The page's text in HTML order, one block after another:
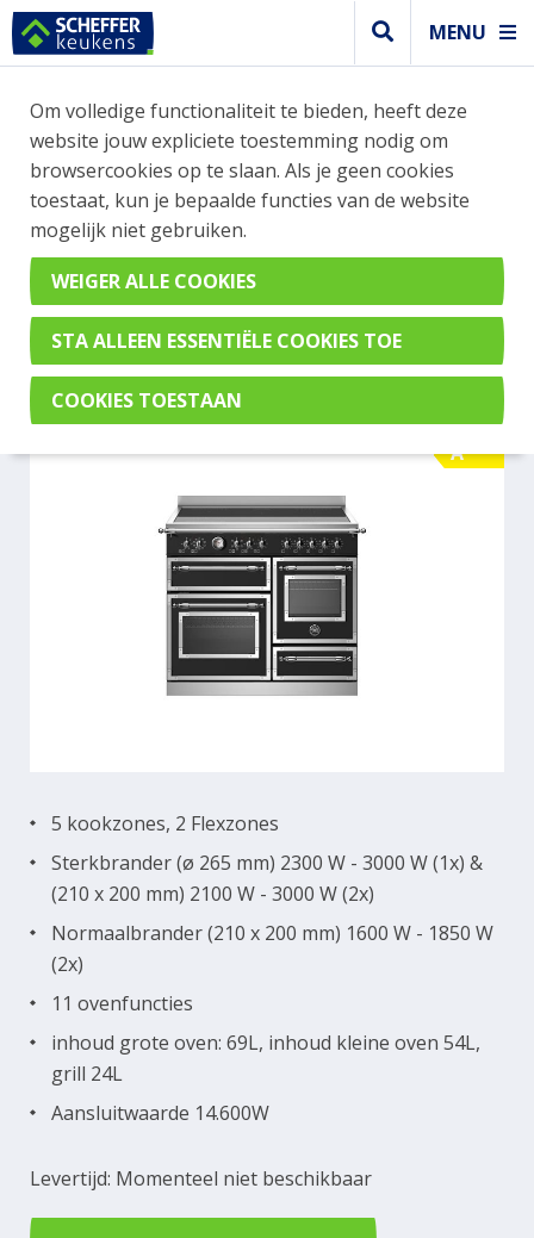
MENU
WEBSHOP BESTELLINGEN
Je kan tijdelijk geen bestelling plaatsen. Wil je je
vast oriënteren? Vergelijk eenvoudig apparaten
en merken met elkaar. Klik hier voor meer
informatie.
Fornuis
BERTAZZONI HER105I3ENET
A
A
Levertijd: Momenteel niet beschikbaar
5 kookzones, 2 Flexzones
Sterkbrander (ø 265 mm) 2300 W - 3000 W (1x) &
(210 x 200 mm) 2100 W - 3000 W (2x)
Normaalbrander (210 x 200 mm) 1600 W - 1850 W
(2x)
11 ovenfuncties
inhoud grote oven: 69L, inhoud kleine oven 54L,
grill 24L
Aansluitwaarde 14.600W
Om volledige functionaliteit te bieden, heeft deze
website jouw expliciete toestemming nodig om
browsercookies op te slaan. Als je geen cookies
toestaat, kun je bepaalde functies van de website
mogelijk niet gebruiken.